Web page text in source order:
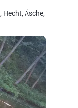
Hecht, Äsche,